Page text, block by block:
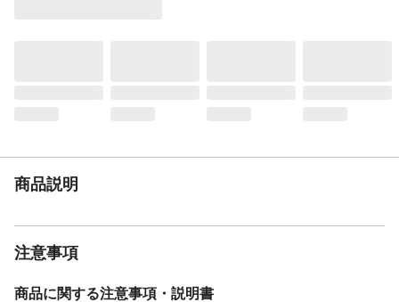
商品説明
注意事項
商品に関する注意事項・説明書